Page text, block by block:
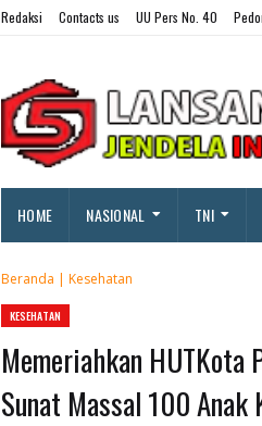
Redaksi Contacts us UU Pers No. 40
HOME NASIONAL TNI
Beranda | Kesehatan
KESEHATAN
Memeriahkan HUTKota
Sunat Massal 100 Anak